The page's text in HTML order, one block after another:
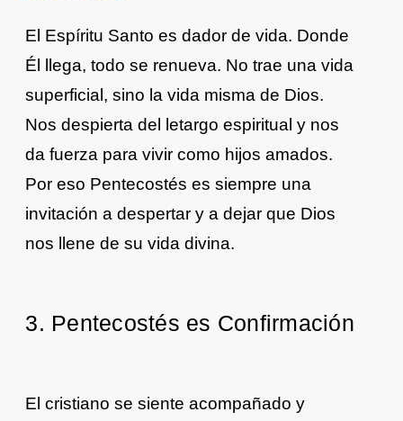
El Espíritu Santo es dador de vida. Donde
Él llega, todo se renueva. No trae una vida
superficial, sino la vida misma de Dios.
Nos despierta del letargo espiritual y nos
da fuerza para vivir como hijos amados.
Por eso Pentecostés es siempre una
invitación a despertar y a dejar que Dios
nos llene de su vida divina.
3. Pentecostés es Confirmación
El cristiano se siente acompañado y